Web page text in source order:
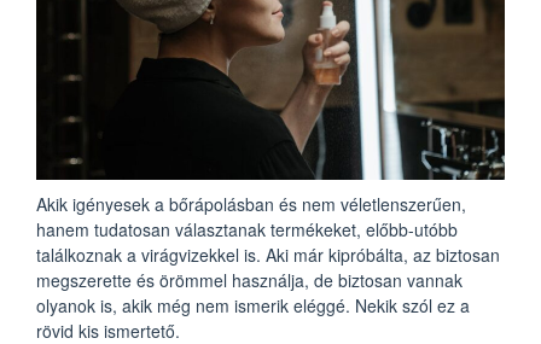
Akik igényesek a bőrápolásban és nem véletlenszerűen,
hanem tudatosan választanak termékeket, előbb-utóbb
találkoznak a virágvizekkel is. Aki már kipróbálta, az biztosan
megszerette és örömmel használja, de biztosan vannak
olyanok is, akik még nem ismerik eléggé. Nekik szól ez a
rövid kis ismertető.